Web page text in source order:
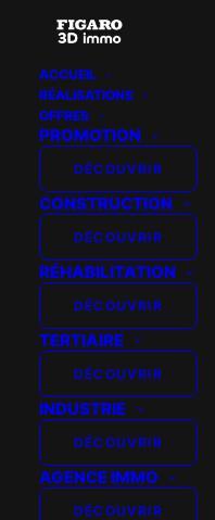
ACCUEIL
RÉALISATIONS
OFFRES
PROMOTION
DÉCOUVRIR
CONSTRUCTION
DÉCOUVRIR
RÉHABILITATION
DÉCOUVRIR
TERTIAIRE
DÉCOUVRIR
INDUSTRIE
DÉCOUVRIR
AGENCE IMMO
DÉCOUVRIR
horizon-paris-
Accueil
horizon-